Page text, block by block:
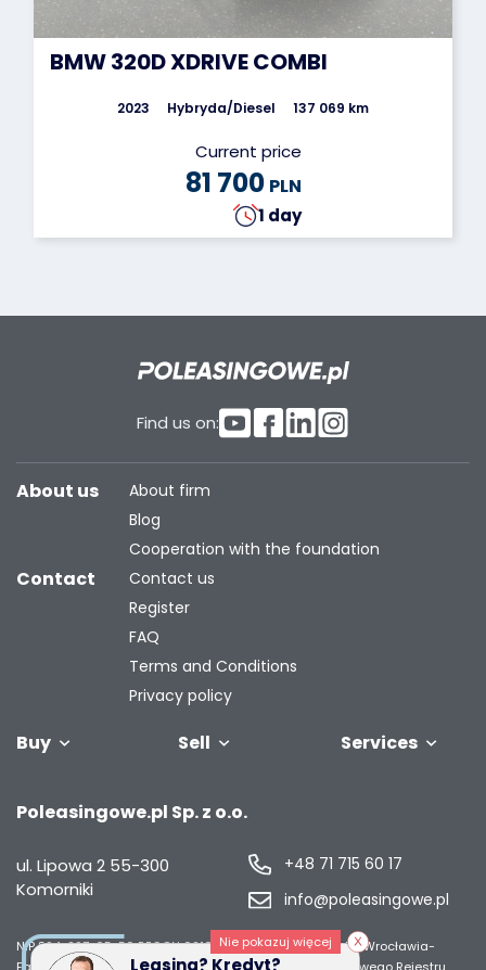
BMW 320D XDRIVE COMBI
2023 Hybryda/Diesel 137 069 km
Current price
81 700 PLN
1 day
Nie pokazuj więcej
Leasing? Kredyt?
Find us on:
Buy Sell
your fleet
Services
About us
About firm
Blog
Cooperation with the foundation
Contact
Contact us
Register
FAQ
Terms and Conditions
Privacy policy
Poleasingowe.pl Sp. z o.o.
ul. Lipowa 2 55-300
Komorniki
+48 71 715 60 17
info@poleasingowe.pl
NIP 894-297-65-50REGON 021014968Sąd Rejonowy dla Wrocławia-